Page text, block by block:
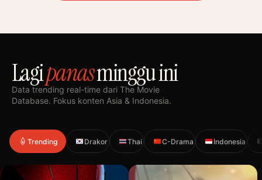
Lagipanasminggu ini
Data trending real-time dari The Movie
Database. Fokus konten Asia & Indonesia.
Trending Drakor Thai C-Drama Indonesia